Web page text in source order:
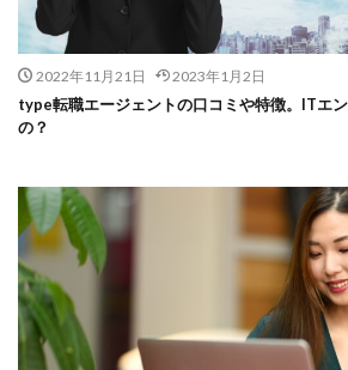
2022年11月21日 2023年1月2日
type転職エージェントの口コミや特徴。ITエ
の？